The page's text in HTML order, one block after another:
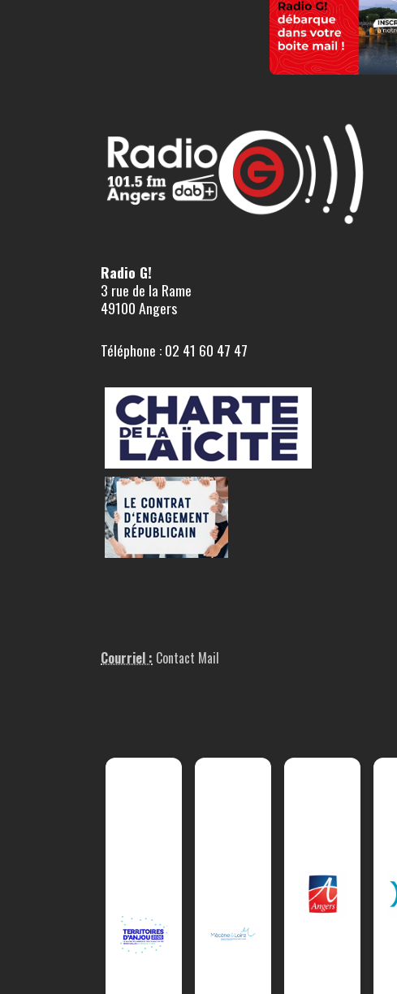
Radio G!
3 rue de la Rame
49100 Angers
Téléphone : 02 41 60 47 47
Courriel : Contact Mail